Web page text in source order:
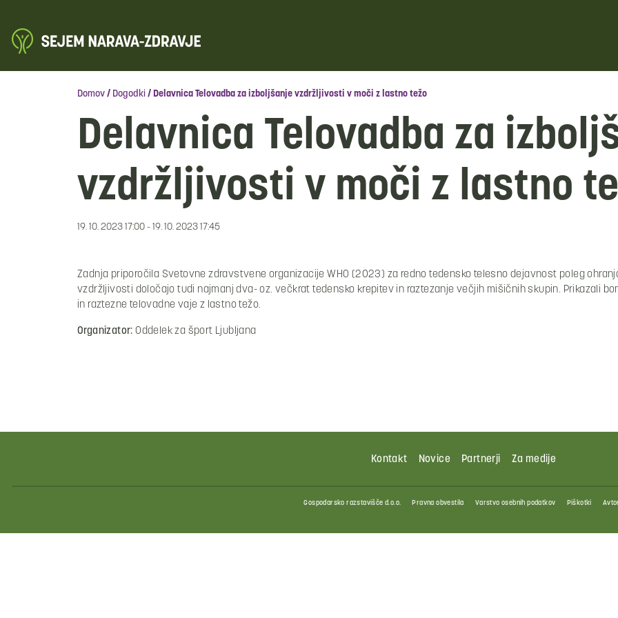
Domov / Dogodki / Delavnica Telovadba za izboljšanje vzdržljivosti v moči z lastno težo
Delavnica Telovadba za
vzdržljivosti v moči z lastno
19. 10. 2023 17:00 - 19. 10. 2023 17:45
Zadnja priporočila Svetovne zdravstvene organizacije WHO (2023) za redno tedensko telesno dejavnost poleg
vzdržljivosti določajo tudi najmanj dva- oz. večkrat tedensko krepitev in raztezanje večjih mišičnih skupin. Prikazali
in raztezne telovadne vaje z lastno težo.
Organizator: Oddelek za šport Ljubljana
Kontakt Novice Partnerji Za medije
Gospodarsko razstavišče d.o.o. Pravna obvestila Varstvo osebnih podatkov Piškotki